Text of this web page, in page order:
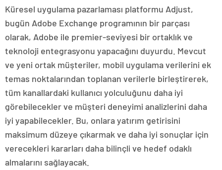
Küresel uygulama pazarlaması platformu Adjust,
bugün Adobe Exchange programının bir parçası
olarak, Adobe ile premier-seviyesi bir ortaklık ve
teknoloji entegrasyonu yapacağını duyurdu. Mevcut
ve yeni ortak müşteriler, mobil uygulama verilerini ek
temas noktalarından toplanan verilerle birleştirerek,
tüm kanallardaki kullanıcı yolculuğunu daha iyi
görebilecekler ve müşteri deneyimi analizlerini daha
iyi yapabilecekler. Bu, onlara yatırım getirisini
maksimum düzeye çıkarmak ve daha iyi sonuçlar için
verecekleri kararları daha bilinçli ve hedef odaklı
almalarını sağlayacak.